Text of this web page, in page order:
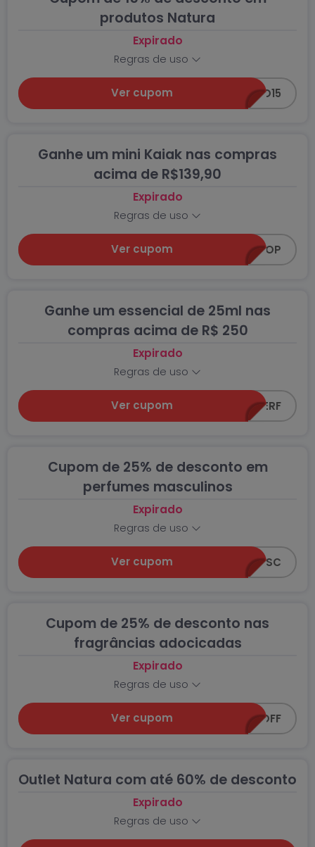
produtos Natura
Expirado
Regras de uso
Ver cupom COMIGO15
Ganhe um mini Kaiak nas compras
acima de R$139,90
Expirado
Regras de uso
Ver cupom BRINDETOP
Ganhe um essencial de 25ml nas
compras acima de R$ 250
Expirado
Regras de uso
Ver cupom BRINDEPERF
Cupom de 25% de desconto em
perfumes masculinos
Expirado
Regras de uso
Ver cupom AMADEIRADOMASC
Cupom de 25% de desconto nas
fragrâncias adocicadas
Expirado
Regras de uso
Ver cupom ADOCICADO25OFF
Outlet Natura com até 60% de desconto
Expirado
Regras de uso